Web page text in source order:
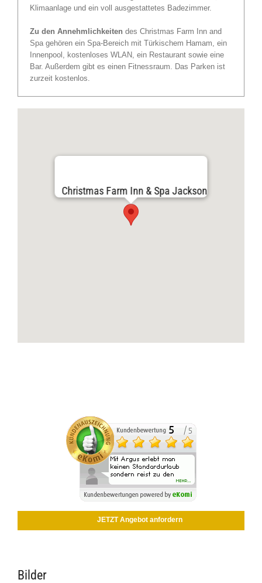
Klimaanlage und ein voll ausgestattetes Badezimmer.
Zu den Annehmlichkeiten des Christmas Farm Inn and
Spa gehören ein Spa-Bereich mit Türkischem Hamam, ein
Innenpool, kostenloses WLAN, ein Restaurant sowie eine
Bar. Außerdem gibt es einen Fitnessraum. Das Parken ist
zurzeit kostenlos.
Christmas Farm Inn & Spa Jackson
JETZT Angebot anfordern
Bilder